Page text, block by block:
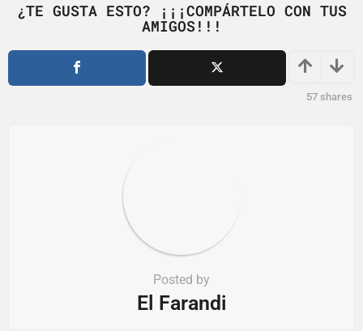
i
o
¿TE GUSTA ESTO? ¡¡¡COMPÁRTELO CON TUS
AMIGOS!!!
57 shares
Posted by
El Farandi